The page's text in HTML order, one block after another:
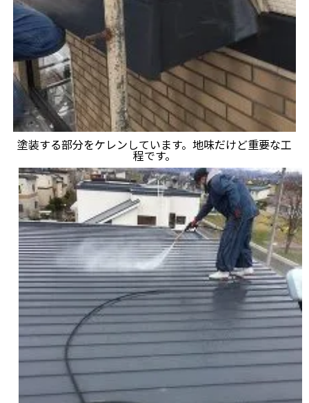
塗装する部分をケレンしています。地味だけど重要な工
程です。